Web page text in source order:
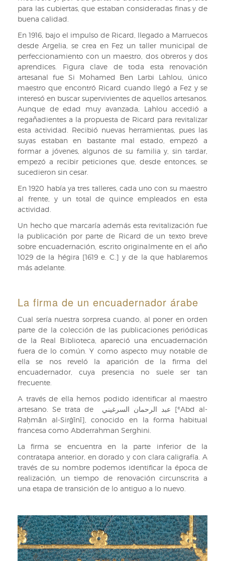
para las cubiertas, que estaban consideradas finas y de
buena calidad.
En 1916, bajo el impulso de Ricard, llegado a Marruecos
desde Argelia, se crea en Fez un taller municipal de
perfeccionamiento con un maestro, dos obreros y dos
aprendices. Figura clave de toda esta renovación
artesanal fue Si Mohamed Ben Larbi Lahlou, único
maestro que encontró Ricard cuando llegó a Fez y se
interesó en buscar supervivientes de aquellos artesanos.
Aunque de edad muy avanzada, Lahlou accedió a
regañadientes a la propuesta de Ricard para revitalizar
esta actividad. Recibió nuevas herramientas, pues las
suyas estaban en bastante mal estado, empezó a
formar a jóvenes, algunos de su familia y, sin tardar,
empezó a recibir peticiones que, desde entonces, se
sucedieron sin cesar.
En 1920 había ya tres talleres, cada uno con su maestro
al frente, y un total de quince empleados en esta
actividad.
Un hecho que marcaría además esta revitalización fue
la publicación por parte de Ricard de un texto breve
sobre encuadernación, escrito originalmente en el año
1029 de la hégira [1619 e. C.] y de la que hablaremos
más adelante.
La firma de un encuadernador árabe
Cual sería nuestra sorpresa cuando, al poner en orden
parte de la colección de las publicaciones periódicas
de la Real Biblioteca, apareció una encuadernación
fuera de lo común. Y como aspecto muy notable de
ella se nos reveló la aparición de la firma del
encuadernador, cuya presencia no suele ser tan
frecuente.
A través de ella hemos podido identificar al maestro
artesano. Se trata de عبد الرحمان السرغيني [ʿAbd al-
Raḥmān al-Sirġīnī], conocido en la forma habitual
francesa como Abderrahman Serghini.
La firma se encuentra en la parte inferior de la
contratapa anterior, en dorado y con clara caligrafía. A
través de su nombre podemos identificar la época de
realización, un tiempo de renovación circunscrita a
una etapa de transición de lo antiguo a lo nuevo.